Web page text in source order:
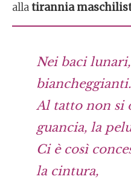
allatirannia
Nei baci
biancheggianti.
Al tatto non si
guancia, la
Ci è così
la cintura,